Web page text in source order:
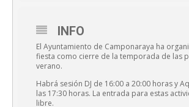
INFO
El Ayuntamiento de Camponaraya ha
fiesta como cierre de la temporada de las
verano.
Habrá sesión DJ de 16:00 a 20:00 horas y
las 17:30 horas. La entrada para estas
libre.